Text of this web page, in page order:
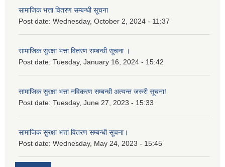
सामाजिक भत्ता वितरण सम्बन्धी सूचना
Post date: Wednesday, October 2, 2024 - 11:37
सामाजिक सुरक्षा भत्ता वितरण सम्बन्धी सूचना ।
Post date: Tuesday, January 16, 2024 - 15:42
सामाजिक सुरक्षा भत्ता नविकरण सम्बन्धी अत्यन्त जरुरी सूचना!
Post date: Tuesday, June 27, 2023 - 15:33
सामाजिक सुरक्षा भत्ता वितरण सम्बन्धी सूचना।
Post date: Wednesday, May 24, 2023 - 15:45